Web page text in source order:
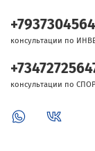
консультации по
консультации по